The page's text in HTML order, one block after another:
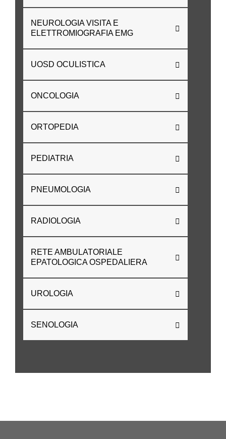
NEUROLOGIA VISITA E
ELETTROMIOGRAFIA EMG
UOSD OCULISTICA
ONCOLOGIA
ORTOPEDIA
PEDIATRIA
PNEUMOLOGIA
RADIOLOGIA
RETE AMBULATORIALE
EPATOLOGICA OSPEDALIERA
UROLOGIA
SENOLOGIA